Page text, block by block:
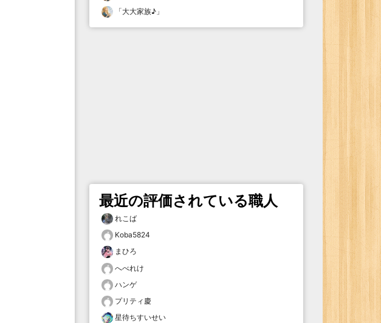
「大大家族♪ 」
最近の評価されている職人
れこば
Koba5824
まひろ
へべれけ
ハンゲ
プリティ慶
星待ちすいせい